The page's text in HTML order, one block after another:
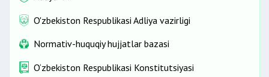
O'zbekiston Respublikasi Adliya vazirligi
Normativ-huquqiy hujjatlar bazasi
O‘zbekiston Respublikasi Konstitutsiyasi